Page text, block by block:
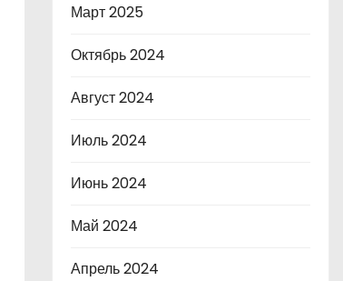
Март 2025
Октябрь 2024
Август 2024
Июль 2024
Июнь 2024
Май 2024
Апрель 2024